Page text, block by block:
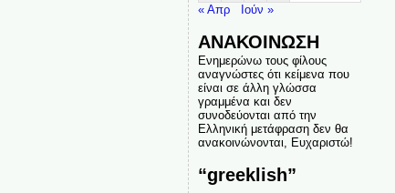
« Απρ Ιούν »
ΑΝΑΚΟΙΝΩΣΗ
Ενημερώνω τους φίλους
αναγνώστες ότι κείμενα που
είναι σε άλλη γλώσσα
γραμμένα και δεν
συνοδεύονται από την
Ελληνική μετάφραση δεν θα
ανακοινώνονται, Ευχαριστώ!
“greeklish”